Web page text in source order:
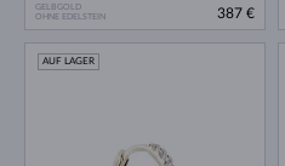
GELBGOLD
OHNE EDELSTEIN
387 €
AUF LAGER